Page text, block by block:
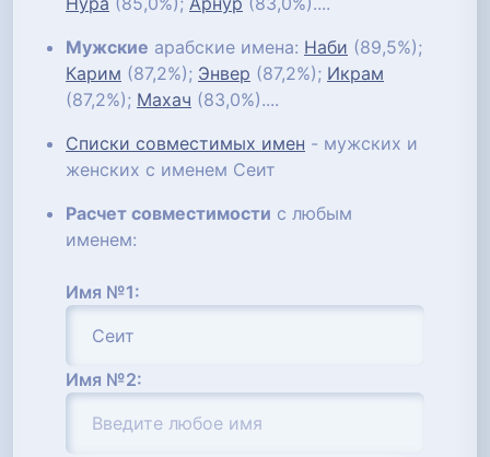
Мужские арабские имена: Наби (89,5%);
Карим (87,2%); Энвер (87,2%); Икрам
(87,2%); Махач (83,0%)....
Списки совместимых имен - мужских и
женских с именем Сеит
Расчет совместимости с любым
именем:
Имя №1:
Имя №2: